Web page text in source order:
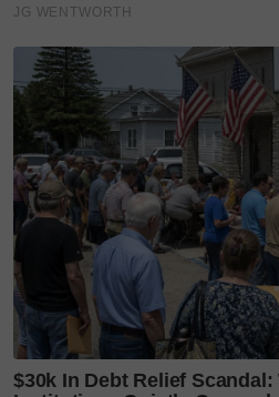
Mereka dikurniakan dua
Muhammad Syahki, 5, dan
perempuan dinamakan
Layari portal SinarPlus untuk
Jangan lupa follow kami di
Twitter,YouTube&TikTok. Join
untuk info dan kisah penuh
Jangan lupa dapatkan promosi
KUCING TOMKRAFyang kini
cawangan KK Super Mart
secara online di platform